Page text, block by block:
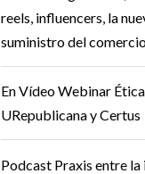
reels, influencers, la
suministro del
En Vídeo Webinar
URepublicana y Certus
Podcast Praxis entre